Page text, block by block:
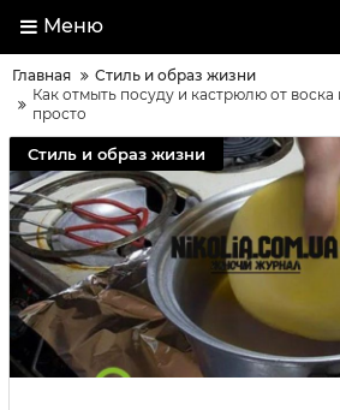
Меню
Главная
Стиль и образ жизни
Как отмыть посуду и кастрюлю от
просто
Стиль и образ жизни